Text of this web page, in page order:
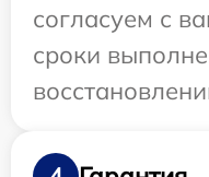
согласуем с
сроки